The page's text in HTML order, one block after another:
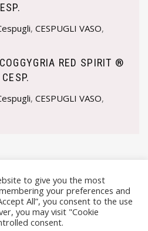
,CESPUGLI VASO,
RED SPIRIT ®
,CESPUGLI VASO,
to give you the most
your preferences and
All”, you consent to the use
you may visit "Cookie
consent.